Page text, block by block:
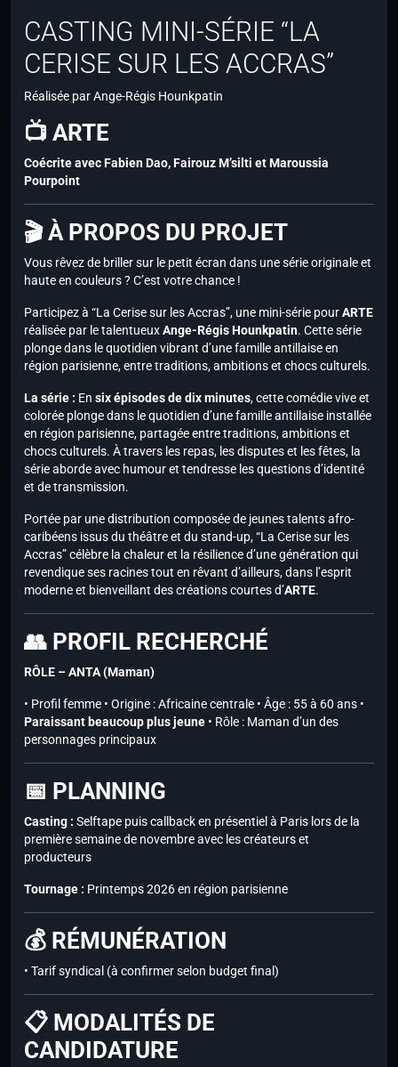
CASTING MINI-SÉRIE “LA
CERISE SUR LES ACCRAS”
Réalisée par Ange-Régis Hounkpatin
📺 ARTE
Coécrite avec Fabien Dao, Fairouz M’silti et Maroussia
Pourpoint
🎬 À PROPOS DU PROJET
Vous rêvez de briller sur le petit écran dans une série originale et
haute en couleurs ? C’est votre chance !
Participez à “La Cerise sur les Accras”, une mini-série pourARTE
réalisée par le talentueuxAnge-Régis Hounkpatin. Cette série
plonge dans le quotidien vibrant d’une famille antillaise en
région parisienne, entre traditions, ambitions et chocs culturels.
La série : En six épisodes de dix minutes, cette comédie vive et
colorée plonge dans le quotidien d’une famille antillaise installée
en région parisienne, partagée entre traditions, ambitions et
chocs culturels. À travers les repas, les disputes et les fêtes, la
série aborde avec humour et tendresse les questions d’identité
et de transmission.
Portée par une distribution composée de jeunes talents afro-
caribéens issus du théâtre et du stand-up, “La Cerise sur les
Accras” célèbre la chaleur et la résilience d’une génération qui
revendique ses racines tout en rêvant d’ailleurs, dans l’esprit
moderne et bienveillant des créations courtes d’ARTE.
👥 PROFIL RECHERCHÉ
RÔLE – ANTA (Maman)
• Profil femme • Origine : Africaine centrale • Âge : 55 à 60 ans •
Paraissant beaucoup plus jeune • Rôle : Maman d’un des
personnages principaux
📅 PLANNING
Casting : Selftape puis callback en présentiel à Paris lors de la
première semaine de novembre avec les créateurs et
producteurs
Tournage : Printemps 2026 en région parisienne
💰 RÉMUNÉRATION
• Tarif syndical (à confirmer selon budget final)
📋 MODALITÉS DE
CANDIDATURE